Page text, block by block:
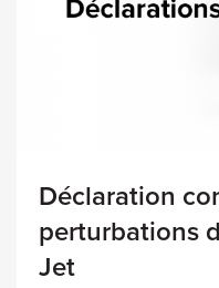
Déclaration
perturbations
Jet